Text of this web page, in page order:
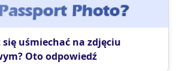
się uśmiechać na zdjęciu
Oto odpowiedź